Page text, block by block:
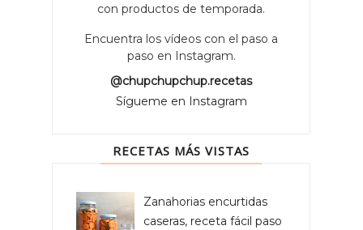
con productos de temporada.
Encuentra los vídeos con el paso a
paso en Instagram.
@chupchupchup.recetas
Sígueme en Instagram
RECETAS MÁS VISTAS
Zanahorias encurtidas
caseras, receta fácil paso